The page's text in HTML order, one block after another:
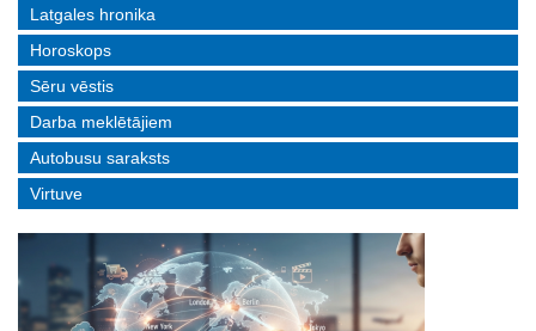
Latgales hronika
Horoskops
Sēru vēstis
Darba meklētājiem
Autobusu saraksts
Virtuve